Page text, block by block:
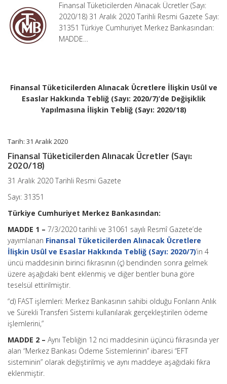
Tebliğ
(Sayı:
2020/7)’de
Değişiklik
Yapılmasına
için
Finansal Tüketicilerden Alınacak Ücretler (Sayı:
2020/18) 31 Aralık 2020 Tarihli Resmi Gazete Sayı:
31351 Türkiye Cumhuriyet Merkez Bankasından:
MADDE…
Finansal Tüketicilerden Alınacak Ücretlere İlişkin Usûl ve
Esaslar Hakkında Tebliğ (Sayı: 2020/7)’de Değişiklik
Yapılmasına İlişkin Tebliğ (Sayı: 2020/18)
Tarih: 31 Aralık 2020
Finansal Tüketicilerden Alınacak Ücretler (Sayı:
2020/18)
31 Aralık 2020 Tarihli Resmi Gazete
Sayı: 31351
Türkiye Cumhuriyet Merkez Bankasından:
MADDE 1 – 7/3/2020 tarihli ve 31061 sayılı Resmî Gazete’de
yayımlanan Finansal Tüketicilerden Alınacak Ücretlere
İlişkin Usûl ve Esaslar Hakkında Tebliğ (Sayı: 2020/7)’in 4
üncü maddesinin birinci fıkrasının (ç) bendinden sonra gelmek
üzere aşağıdaki bent eklenmiş ve diğer bentler buna göre
teselsül ettirilmiştir.
“d) FAST işlemleri: Merkez Bankasının sahibi olduğu Fonların Anlık
ve Sürekli Transferi Sistemi kullanılarak gerçekleştirilen ödeme
işlemlerini,”
MADDE 2 – Aynı Tebliğin 12 nci maddesinin üçüncü fıkrasında yer
alan “Merkez Bankası Ödeme Sistemlerinin” ibaresi “EFT
sisteminin” olarak değiştirilmiş ve aynı maddeye aşağıdaki fıkra
eklenmiştir.